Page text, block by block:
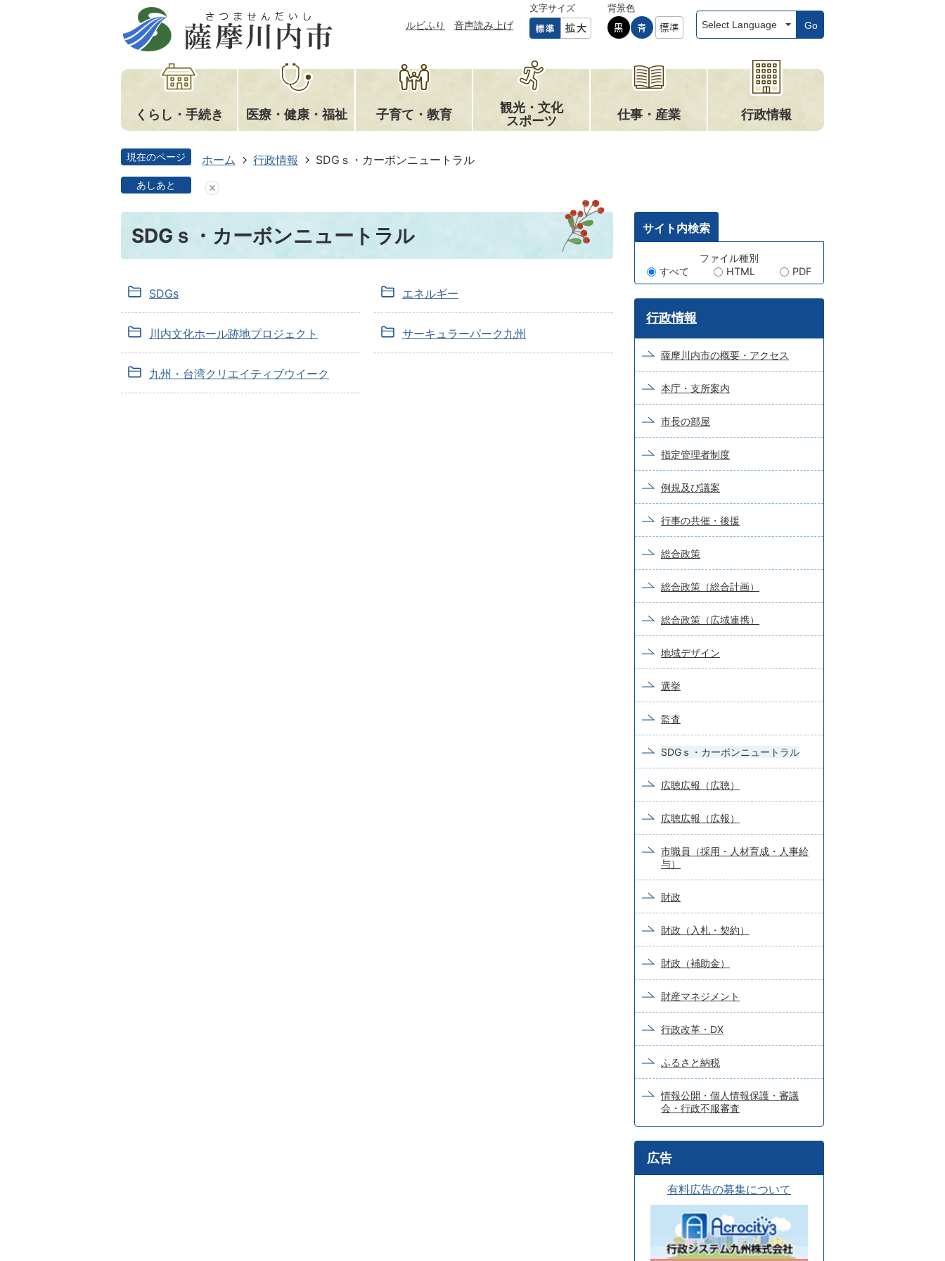
ルビふり 音声読み上げ
文字サイズ
背景色
Go
くらし・手続き 医療・健康・福祉 子育て・教育
観光・文化
スポーツ
仕事・産業 行政情報
現在のページ ホーム 行政情報 SDGｓ・カーボンニュートラル
あしあと
SDGｓ・カーボンニュートラル
SDGs エネルギー
川内文化ホール跡地プロジェクト サーキュラーパーク九州
九州・台湾クリエイティブウイーク
サイト内検索
ー
ワ
ー
ド
検
索
ファイル種別
すべて
HTML PDF
行政情報
薩摩川内市の概要・アクセス
本庁・支所案内
市長の部屋
指定管理者制度
例規及び議案
行事の共催・後援
総合政策
総合政策（総合計画）
総合政策（広域連携）
地域デザイン
選挙
監査
SDGｓ・カーボンニュートラル
広聴広報（広聴）
広聴広報（広報）
市職員（採用・人材育成・人事給
与）
財政
財政（入札・契約）
財政（補助金）
財産マネジメント
行政改革・DX
ふるさと納税
情報公開・個人情報保護・審議
会・行政不服審査
広告
有料広告の募集について